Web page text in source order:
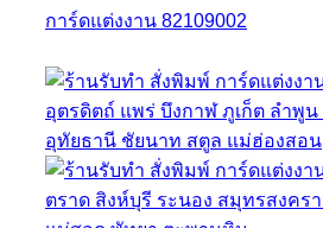
การ์ดแต่งงาน 82109002